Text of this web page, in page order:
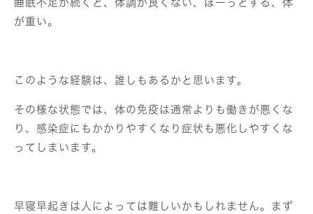
睡眠不足が続くと、体調が良くない、ぼーっとする、体
が重い。
このような経験は、誰しもあるかと思います。
その様な状態では、体の免疫は通常よりも働きが悪くな
り、感染症にもかかりやすくなり症状も悪化しやすくな
ってしまいます。
早寝早起きは人によっては難しいかもしれません。まず